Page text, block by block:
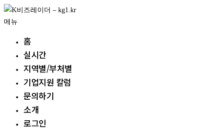
내
용
메뉴
홈
실시간
지역별/부처별
기업지원 칼럼
문의하기
소개
로그인